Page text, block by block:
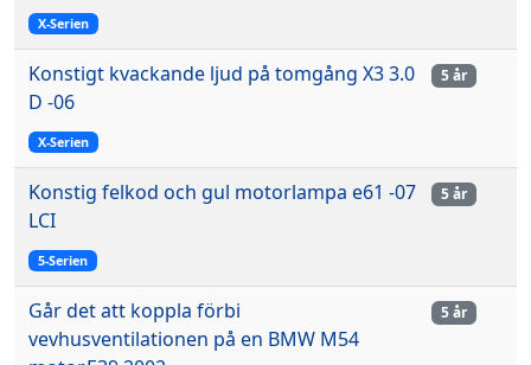
X-Serien
Konstigt kvackande ljud på tomgång X3 3.0
D -06
X-Serien
5 år
Konstig felkod och gul motorlampa e61 -07
LCI
5-Serien
5 år
Går det att koppla förbi
vevhusventilationen på en BMW M54
5 år